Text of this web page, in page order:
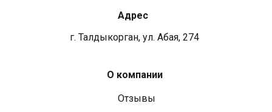
Отзывы
г. Талдыкорган, ул. Абая, 274
О компании
Адрес